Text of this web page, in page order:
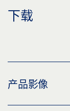
下载
产品影像